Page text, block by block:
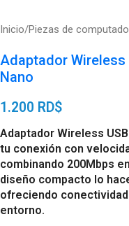
Inicio Piezas de
Adaptador Wireless
Nano
1.200 RD$
Adaptador Wireless
tu conexión con
combinando 200Mbps
diseño compacto lo
ofreciendo
entorno.